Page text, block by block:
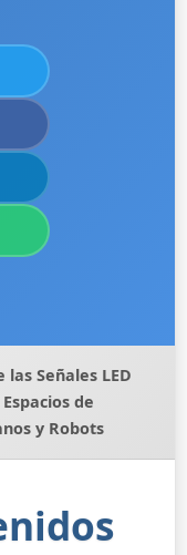
las Señales LED
de
y Robots